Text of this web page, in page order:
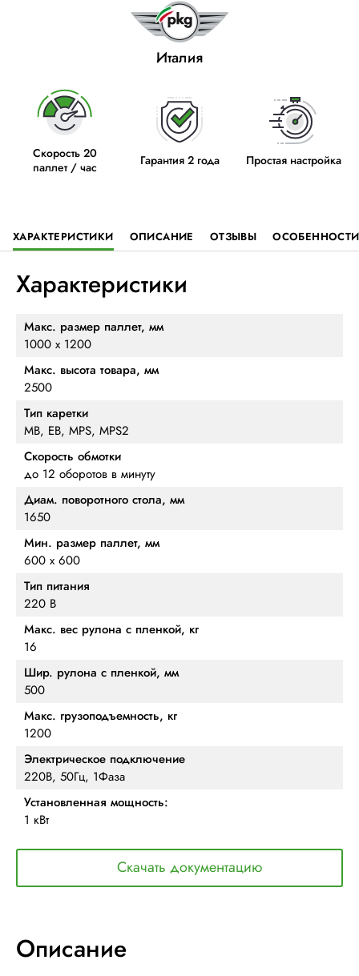
Италия
Скорость 20
паллет / час
Гарантия 2 года Простая настройка
ХАРАКТЕРИСТИКИ ОПИСАНИЕ ОТЗЫВЫ ОСОБЕННОСТИ
Характеристики
Макс. размер паллет, мм
1000 х 1200
Макс. высота товара, мм
2500
Тип каретки
MB, EB, MPS, MPS2
Скорость обмотки
до 12 оборотов в минуту
Диам. поворотного стола, мм
1650
Мин. размер паллет, мм
600 х 600
Тип питания
220 В
Макс. вес рулона с пленкой, кг
16
Шир. рулона с пленкой, мм
500
Макс. грузоподъемность, кг
1200
Электрическое подключение
220В, 50Гц, 1Фаза
Установленная мощность:
1 кВт
Скачать документацию
Описание